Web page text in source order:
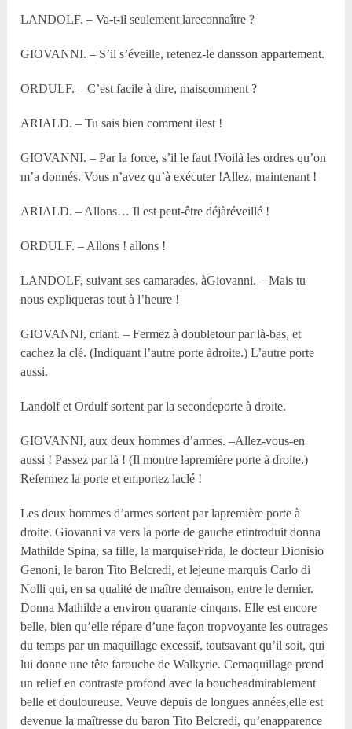
LANDOLF. – Va-t-il seulement lareconnaître ?
GIOVANNI. – S’il s’éveille, retenez-le dansson appartement.
ORDULF. – C’est facile à dire, maiscomment ?
ARIALD. – Tu sais bien comment ilest !
GIOVANNI. – Par la force, s’il le faut !Voilà les ordres qu’on
m’a donnés. Vous n’avez qu’à exécuter !Allez, maintenant !
ARIALD. – Allons… Il est peut-être déjàréveillé !
ORDULF. – Allons ! allons !
LANDOLF, suivant ses camarades, àGiovanni. – Mais tu
nous expliqueras tout à l’heure !
GIOVANNI, criant. – Fermez à doubletour par là-bas, et
cachez la clé. (Indiquant l’autre porte àdroite.) L’autre porte
aussi.
Landolf et Ordulf sortent par la secondeporte à droite.
GIOVANNI, aux deux hommes d’armes. –Allez-vous-en
aussi ! Passez par là ! (Il montre lapremière porte à droite.)
Refermez la porte et emportez laclé !
Les deux hommes d’armes sortent par lapremière porte à
droite. Giovanni va vers la porte de gauche etintroduit donna
Mathilde Spina, sa fille, la marquiseFrida, le docteur Dionisio
Genoni, le baron Tito Belcredi, et lejeune marquis Carlo di
Nolli qui, en sa qualité de maître demaison, entre le dernier.
Donna Mathilde a environ quarante-cinqans. Elle est encore
belle, bien qu’elle répare d’une façon tropvoyante les outrages
du temps par un maquillage excessif, toutsavant qu’il soit, qui
lui donne une tête farouche de Walkyrie. Cemaquillage prend
un relief en contraste profond avec la boucheadmirablement
belle et douloureuse. Veuve depuis de longues années,elle est
devenue la maîtresse du baron Tito Belcredi, qu’enapparence